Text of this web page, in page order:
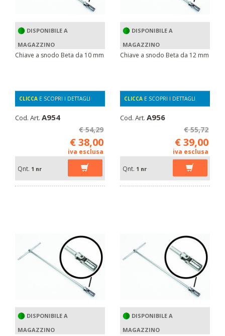
DISPONIBILE A
MAGAZZINO
Chiave a snodo Beta da 10 mm
CLICCA E SCOPRI I DETTAGLI
Cod. Art. A954
€ 54,29
€ 38,00
iva esclusa
Qnt. 1 nr
DISPONIBILE A
MAGAZZINO
Chiave a snodo Beta da 12 mm
CLICCA E SCOPRI I DETTAGLI
Cod. Art. A956
€ 55,72
€ 39,00
iva esclusa
Qnt. 1 nr
DISPONIBILE A
MAGAZZINO
DISPONIBILE A
MAGAZZINO